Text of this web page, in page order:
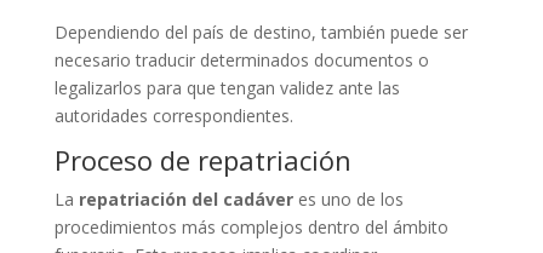
Dependiendo del país de destino, también puede ser
necesario traducir determinados documentos o
legalizarlos para que tengan validez ante las
autoridades correspondientes.
Proceso de repatriación
La repatriación del cadáveres uno de los
procedimientos más complejos dentro del ámbito